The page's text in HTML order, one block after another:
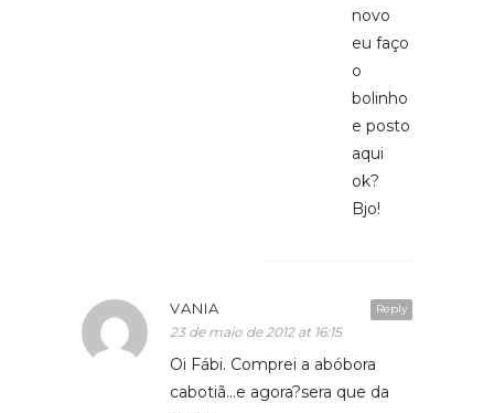
novo
eu faço
o
bolinho
e posto
aqui
ok?
Bjo!
Reply
VANIA
23 de maio de 2012 at 16:15
Oi Fábi. Comprei a abóbora
cabotiã…e agora?sera que da